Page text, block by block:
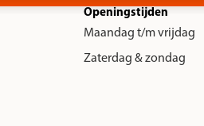
Openingstijden
Maandag t/m vrijdag
Zaterdag & zondag